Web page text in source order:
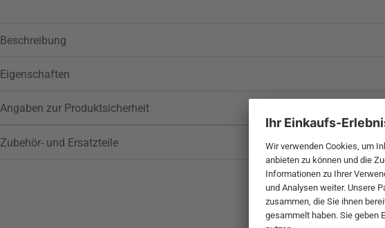
Beschreibung
Eigenschaften
Angaben zur Produktsicherheit
Zubehör- und Ersatzteile